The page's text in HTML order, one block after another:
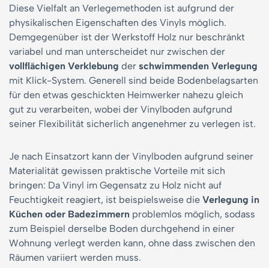
Diese Vielfalt an Verlegemethoden ist aufgrund der
physikalischen Eigenschaften des Vinyls möglich.
Demgegenüber ist der Werkstoff Holz nur beschränkt
variabel und man unterscheidet nur zwischen der
vollflächigen Verklebung der schwimmenden Verlegung
mit Klick-System. Generell sind beide Bodenbelagsarten
für den etwas geschickten Heimwerker nahezu gleich
gut zu verarbeiten, wobei der Vinylboden aufgrund
seiner Flexibilität sicherlich angenehmer zu verlegen ist.
Je nach Einsatzort kann der Vinylboden aufgrund seiner
Materialität gewissen praktische Vorteile mit sich
bringen: Da Vinyl im Gegensatz zu Holz nicht auf
Feuchtigkeit reagiert, ist beispielsweise die Verlegung in
Küchen oder Badezimmern problemlos möglich, sodass
zum Beispiel derselbe Boden durchgehend in einer
Wohnung verlegt werden kann, ohne dass zwischen den
Räumen variiert werden muss.